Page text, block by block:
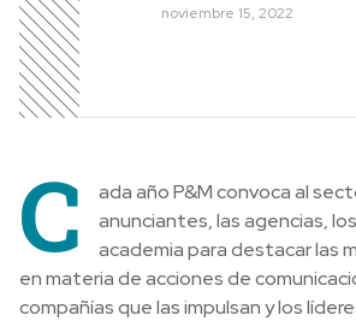
noviembre 15, 2022
C
ada año P&M convoca al
anunciantes, las agencias,
academia para destacar las
en materia de acciones de
compañías que las impulsan y los